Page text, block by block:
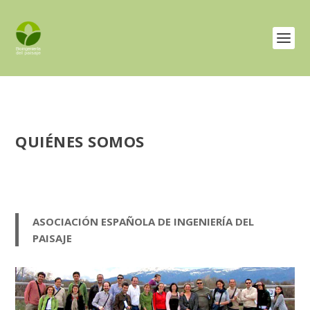
QUIÉNES SOMOS
ASOCIACIÓN ESPAÑOLA DE INGENIERÍA DEL
PAISAJE